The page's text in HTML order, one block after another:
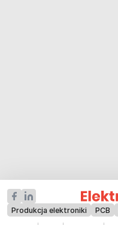
Produkcja elektroniki PCB